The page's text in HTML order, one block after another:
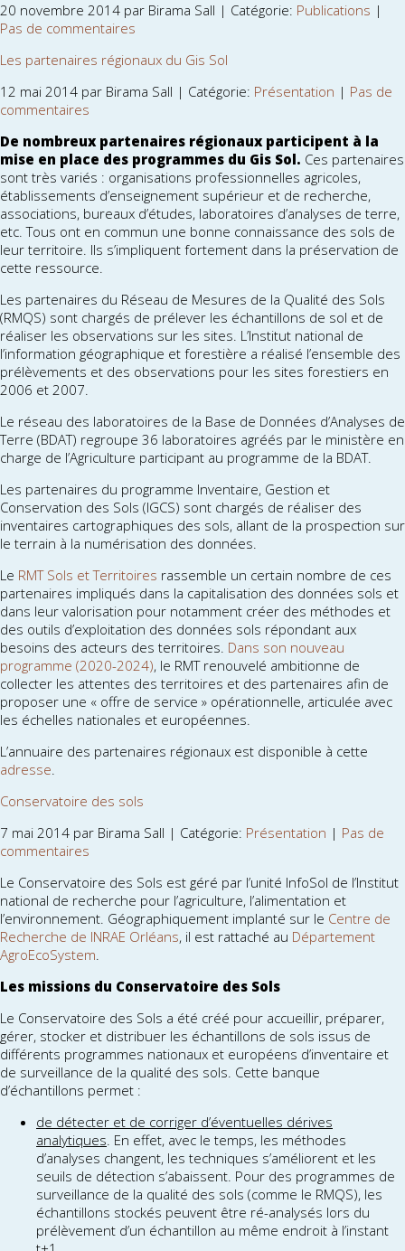
20 novembre 2014 par Birama Sall | Catégorie: Publications |
Pas de commentaires
Les partenaires régionaux du Gis Sol
12 mai 2014 par Birama Sall | Catégorie: Présentation | Pas de
commentaires
De nombreux partenaires régionaux participent à la
mise en place des programmes du Gis Sol. Ces partenaires
sont très variés : organisations professionnelles agricoles,
établissements d’enseignement supérieur et de recherche,
associations, bureaux d’études, laboratoires d’analyses de terre,
etc. Tous ont en commun une bonne connaissance des sols de
leur territoire. Ils s’impliquent fortement dans la préservation de
cette ressource.
Les partenaires du Réseau de Mesures de la Qualité des Sols
(RMQS) sont chargés de prélever les échantillons de sol et de
réaliser les observations sur les sites. L’Institut national de
l’information géographique et forestière a réalisé l’ensemble des
prélèvements et des observations pour les sites forestiers en
2006 et 2007.
Le réseau des laboratoires de la Base de Données d’Analyses de
Terre (BDAT) regroupe 36 laboratoires agréés par le ministère en
charge de l’Agriculture participant au programme de la BDAT.
Les partenaires du programme Inventaire, Gestion et
Conservation des Sols (IGCS) sont chargés de réaliser des
inventaires cartographiques des sols, allant de la prospection sur
le terrain à la numérisation des données.
Le RMT Sols et Territoires rassemble un certain nombre de ces
partenaires impliqués dans la capitalisation des données sols et
dans leur valorisation pour notamment créer des méthodes et
des outils d’exploitation des données sols répondant aux
besoins des acteurs des territoires. Dans son nouveau
programme (2020-2024), le RMT renouvelé ambitionne de
collecter les attentes des territoires et des partenaires afin de
proposer une « offre de service » opérationnelle, articulée avec
les échelles nationales et européennes.
L’annuaire des partenaires régionaux est disponible à cette
adresse.
Conservatoire des sols
7 mai 2014 par Birama Sall | Catégorie: Présentation | Pas de
commentaires
Le Conservatoire des Sols est géré par l’unité InfoSol de l’Institut
national de recherche pour l’agriculture, l’alimentation et
l’environnement. Géographiquement implanté sur le Centre de
Recherche de INRAE Orléans, il est rattaché au Département
AgroEcoSystem.
Les missions du Conservatoire des Sols
Le Conservatoire des Sols a été créé pour accueillir, préparer,
gérer, stocker et distribuer les échantillons de sols issus de
différents programmes nationaux et européens d’inventaire et
de surveillance de la qualité des sols. Cette banque
d’échantillons permet :
de détecter et de corriger d’éventuelles dérives
analytiques. En effet, avec le temps, les méthodes
d’analyses changent, les techniques s’améliorent et les
seuils de détection s’abaissent. Pour des programmes de
surveillance de la qualité des sols (comme le RMQS), les
échantillons stockés peuvent être ré-analysés lors du
prélèvement d’un échantillon au même endroit à l’instant